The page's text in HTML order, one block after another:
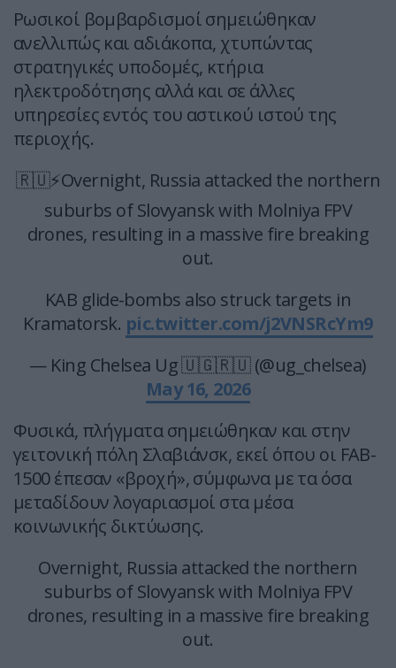
Ρωσικοί βομβαρδισμοί σημειώθηκαν
ανελλιπώς και αδιάκοπα, χτυπώντας
στρατηγικές υποδομές, κτήρια
ηλεκτροδότησης αλλά και σε άλλες
υπηρεσίες εντός του αστικού ιστού της
περιοχής.
🇷🇺⚡Overnight, Russia attacked the northern
suburbs of Slovyansk with Molniya FPV
drones, resulting in a massive fire breaking
out.
KAB glide-bombs also struck targets in
Kramatorsk. pic.twitter.com/j2VNSRcYm9
— King Chelsea Ug 🇺🇬🇷🇺 (@ug_chelsea)
May 16, 2026
Φυσικά, πλήγματα σημειώθηκαν και στην
γειτονική πόλη Σλαβιάνσκ, εκεί όπου οι FAB-
1500 έπεσαν «βροχή», σύμφωνα με τα όσα
μεταδίδουν λογαριασμοί στα μέσα
κοινωνικής δικτύωσης.
Overnight, Russia attacked the northern
suburbs of Slovyansk with Molniya FPV
drones, resulting in a massive fire breaking
out.